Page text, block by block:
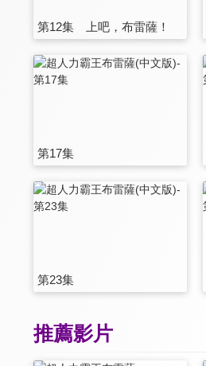
第12集 上吧，布雷薩！
第17集
第23集
推薦影片